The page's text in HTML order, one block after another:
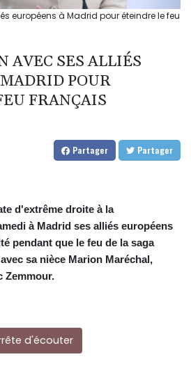
européens à Madrid pour éteindre le feu
AVEC SES ALLIÉS
POUR
FRANÇAIS
Partager Partager
d'extrême droite à la
à Madrid ses alliés européens
pendant que le feu de la saga
sa nièce Marion Maréchal,
Zemmour.
d'écouter